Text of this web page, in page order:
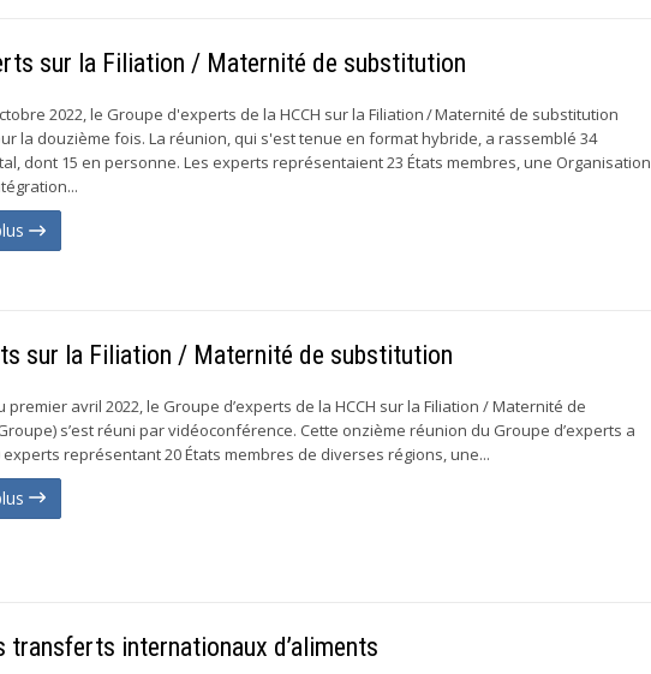
sur la Filiation / Maternité de substitution
2022, le Groupe d'experts de la HCCH sur la Filiation / Maternité de substitution
la douzième fois. La réunion, qui s'est tenue en format hybride, a rassemblé 34
dont 15 en personne. Les experts représentaient 23 États membres, une Organisation
sur la Filiation / Maternité de substitution
premier avril 2022, le Groupe d’experts de la HCCH sur la Filiation / Maternité de
s’est réuni par vidéoconférence. Cette onzième réunion du Groupe d’experts a
représentant 20 États membres de diverses régions, une...
transferts internationaux d’aliments